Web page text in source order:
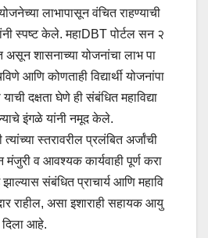
लाभापासून वंचित राहण्याची
स्पष्ट केले. महाDBT पोर्टल सन २
असून शासनाच्या योजनांचा लाभ पा
आणि कोणताही विद्यार्थी योजनांपा
दक्षता घेणे ही संबंधित महाविद्या
इंगळे यांनी नमूद केले.
त्यांच्या स्तरावरील प्रलंबित अर्जांची
व आवश्यक कार्यवाही पूर्ण करा
झाल्यास संबंधित प्राचार्य आणि महावि
राहील, असा इशाराही सहायक आयु
दिला आहे.